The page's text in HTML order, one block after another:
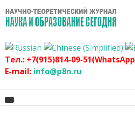
Тел.: +7(915)814-09-
E-mail: info@p8n.ru